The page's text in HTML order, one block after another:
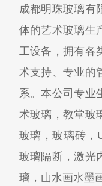
成都明珠玻璃有
体的艺术玻璃生
工设备，拥有各
术支持、专业的
系。本公司专业
术玻璃，教堂玻
玻璃，玻璃砖，
玻璃隔断，激光
璃，山水画水墨